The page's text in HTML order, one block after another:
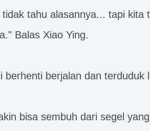
tidak tahu alasannya... tapi
Balas Xiao Ying.
berhenti berjalan dan
bisa sembuh dari segel